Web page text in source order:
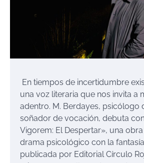
En tiempos de incertidumbre
una voz literaria que nos invita a
adentro. M. Berdayes, psicólogo
soñador de vocación, debuta
Vigorem: El Despertar», una
drama psicológico con la
publicada por Editorial Círculo